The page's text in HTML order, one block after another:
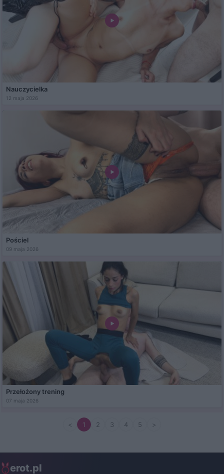
Nauczycielka
12 maja 2026
Pościel
09 maja 2026
Przełożony trening
07 maja 2026
< 1 2 3 4 5 >
erot.pl